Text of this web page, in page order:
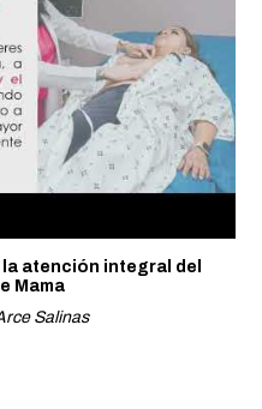
atención integral del
Mama
Salinas